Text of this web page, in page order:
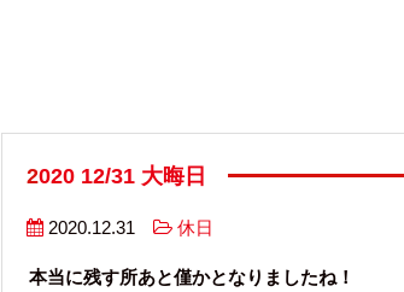
2020 12/31 大晦日
2020.12.31 休日
本当に残す所あと僅かとなりましたね！